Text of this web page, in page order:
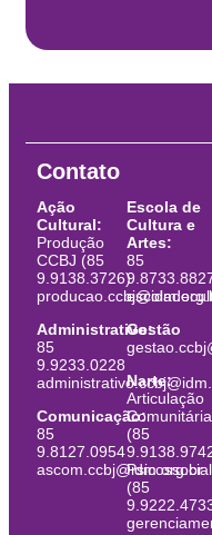
Contato
Ação
Cultural:
Produção
CCBJ (85
9.9138.3726)
Administrativo:
85
9.9233.0228
Comunicação:
85
9.8127.0954
ascom.ccbj@idm.org.br
Escola de
Cultura e
Artes:
85
Gestão
Narte:
Articulação
Comunitária
(85
Psicossocial
(85